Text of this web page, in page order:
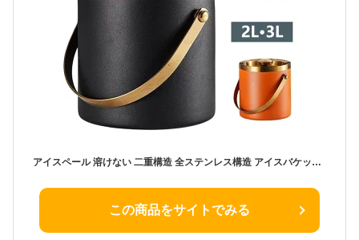
アイスペール 溶けない 二重構造 全ステンレス構造 アイスバケット ステンレス 氷入れ 真空断熱 ハンドルとフタ付 保冷用 2L 3L 大容量 プロ仕様 家庭用 業務用 トング付き シャンパン ボトル パーティー食器 料亭 旅館 居酒屋 飲食店
この商品をサイトでみる